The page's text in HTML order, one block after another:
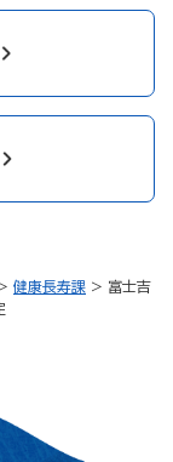
健康長寿課 > 富士吉